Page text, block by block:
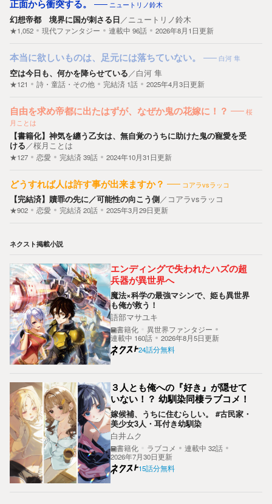
正面から衝突する。
ニュートリノ鈴木
幻想帝都 境界に国が刺さる日／ニュートリノ鈴木
★1,052 現代ファンタジー 連載中 96話 2026年8月1日更新
本当に欲しいものは、足元には落ちていない。 白河 隼
空は今日も、何かを降らせている ／白河 隼
★121 詩・童話・その他 完結済 1話 2025年4月3日更新
自由を求め帝都に出たはずが、なぜか鬼の花嫁に！？
桜
月ことは
【書籍化】神気を纏う乙女は、無自覚のうちに助けた鬼の寵愛を受
ける／桜月ことは
★127 恋愛 完結済39話 2024年10月31日更新
どうすれば人は許す事が出来ますか？ コアラvsラッコ
【完結済】贖罪の先に／可能性の向こう側／ コアラvsラッコ
★902 恋愛 完結済20話 2025年3月29日更新
ネクスト掲載小説
エンディングで失われたハズの超
兵器が異世界へ
魔法×科学の最強マシンで、姫も異世界
も俺が救う！
語部マサユキ
書籍化
異世界ファンタジー
連載中 160話
2026年8月5日更新
24話分無料
３人とも俺への『好き』が隠せて
いない！？ 幼馴染同棲ラブコメ！
嫁候補、うちに住むらしい。 #古民家・
美少女3人・耳付き幼馴染
白井ムク
書籍化 ラブコメ 連載中 32話
2026年7月30日更新
15話分無料